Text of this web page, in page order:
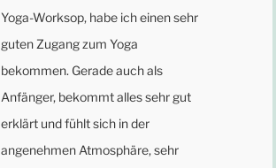
Yoga-Worksop, habe ich einen sehr
guten Zugang zum Yoga
bekommen. Gerade auch als
Anfänger, bekommt alles sehr gut
erklärt und fühlt sich in der
angenehmen Atmosphäre, sehr